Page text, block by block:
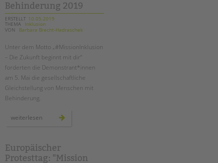
Behinderung 2019
ERSTELLT 10.05.2019
THEMA
Inklusion
VON
Barbara Brecht-Hadraschek
Unter dem Motto „#MissionInklusion
– Die Zukunft beginnt mit dir“
forderten die Demonstrant*innen
am 5. Mai die gesellschaftliche
Gleichstellung von Menschen mit
Behinderung.
weiterlesen europäischer
protesttag
menschen
mit
behinderung
Europäischer
Protesttag: "Mission